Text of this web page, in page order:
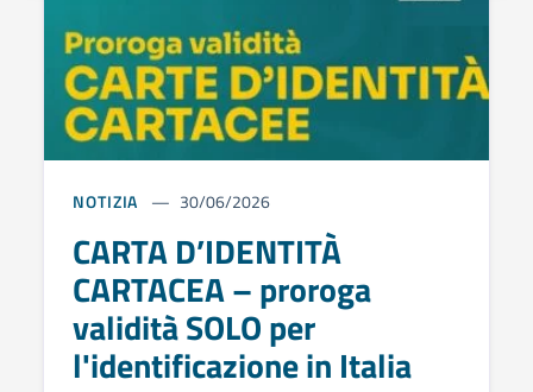
NOTIZIA 30/06/2026
CARTA D’IDENTITÀ
CARTACEA – proroga
validità SOLO per
l'identificazione in Italia